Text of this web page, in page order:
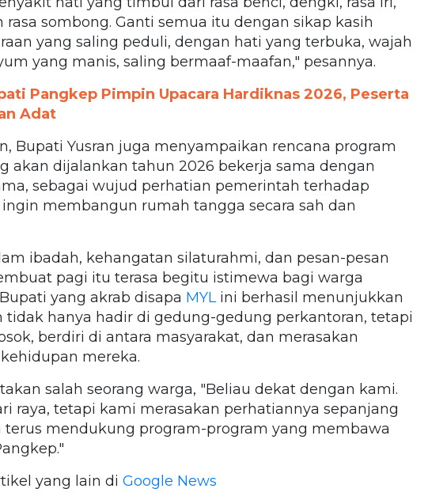
rasa sombong. Ganti semua itu dengan sikap kasih
yang saling peduli, dengan hati yang terbuka, wajah
yang manis, saling bermaaf-maafan," pesannya.
Pangkep Pimpin Upacara Hardiknas 2026, Peserta
Adat
Bupati Yusran juga menyampaikan rencana program
akan dijalankan tahun 2026 bekerja sama dengan
sebagai wujud perhatian pemerintah terhadap
membangun rumah tangga secara sah dan
ibadah, kehangatan silaturahmi, dan pesan-pesan
pagi itu terasa begitu istimewa bagi warga
yang akrab disapa MYLini berhasil menunjukkan
hanya hadir di gedung-gedung perkantoran, tetapi
berdiri di antara masyarakat, dan merasakan
mereka.
salah seorang warga, "Beliau dekat dengan kami.
raya, tetapi kami merasakan perhatiannya sepanjang
terus mendukung program-program yang membawa
yang lain di Google News